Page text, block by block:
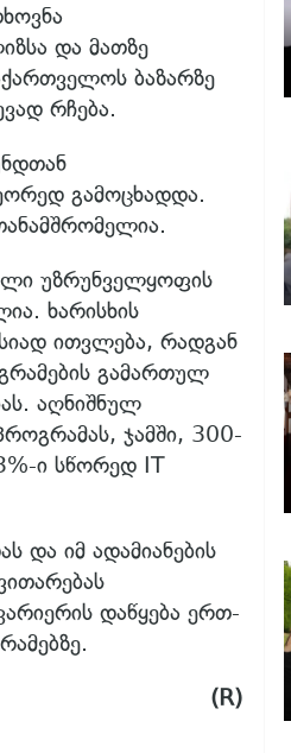
და მათზე
ბაზარზე
რჩება.
გამოცხადდა.
უზრუნველყოფის
ხარისხის
ითვლება, რადგან
გამართულ
აღნიშნულ
ჯამში, 300-
ი სწორედ IT
და იმ ადამიანების
დაწყება ერთ-
(R)